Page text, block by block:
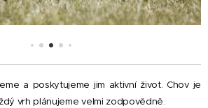
a poskytujeme jim aktivní život. Chov je
vrh plánujeme velmi zodpovědně.